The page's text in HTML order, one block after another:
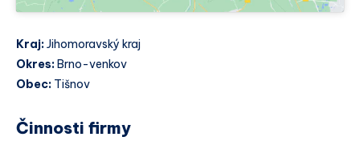
Kraj:Jihomoravský kraj
Okres: Brno-venkov
Obec: Tišnov
Činnosti firmy